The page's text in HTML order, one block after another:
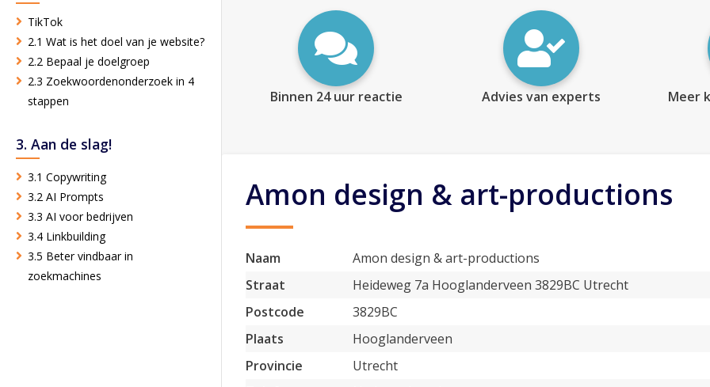
TikTok
2.1 Wat is het doel van je website?
2.2 Bepaal je doelgroep
2.3 Zoekwoordenonderzoek in 4
stappen
3. Aan de slag!
3.1 Copywriting
3.2 AI Prompts
3.3 AI voor bedrijven
3.4 Linkbuilding
3.5 Beter vindbaar in
zoekmachines
Binnen 24 uur reactie Advies van experts Meer
Amon design & art-productions
Naam
Amon design & art-productions
Straat
Heideweg 7a Hooglanderveen 3829BC Utrecht
Postcode
3829BC
Plaats
Hooglanderveen
Provincie
Utrecht